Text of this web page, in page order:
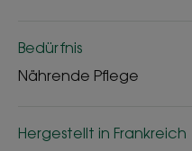
Bedürfnis
Nährende Pflege
Hergestellt in Frankreich